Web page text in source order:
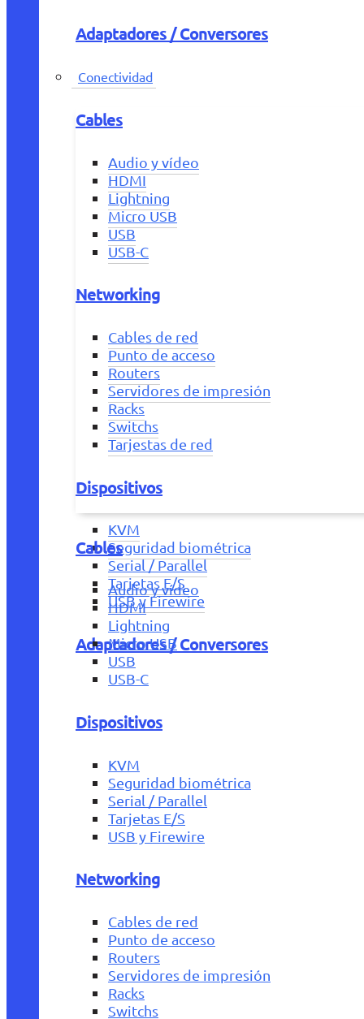
Adaptadores / Conversores
Conectividad
Cables
Audio y vídeo
HDMI
Lightning
Micro USB
USB
USB-C
Networking
Cables de red
Punto de acceso
Routers
Servidores de impresión
Racks
Switchs
Tarjestas de red
Dispositivos
KVM
Seguridad biométrica
Serial / Parallel
Tarjetas E/S
USB y Firewire
Adaptadores / Conversores
Cables
Audio y vídeo
HDMI
Lightning
Micro USB
USB
USB-C
Dispositivos
KVM
Seguridad biométrica
Serial / Parallel
Tarjetas E/S
USB y Firewire
Networking
Cables de red
Punto de acceso
Routers
Servidores de impresión
Racks
Switchs